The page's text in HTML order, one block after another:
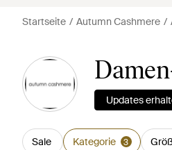
Startseite Autumn Cashmere
Updates
Sale Kategorie 3